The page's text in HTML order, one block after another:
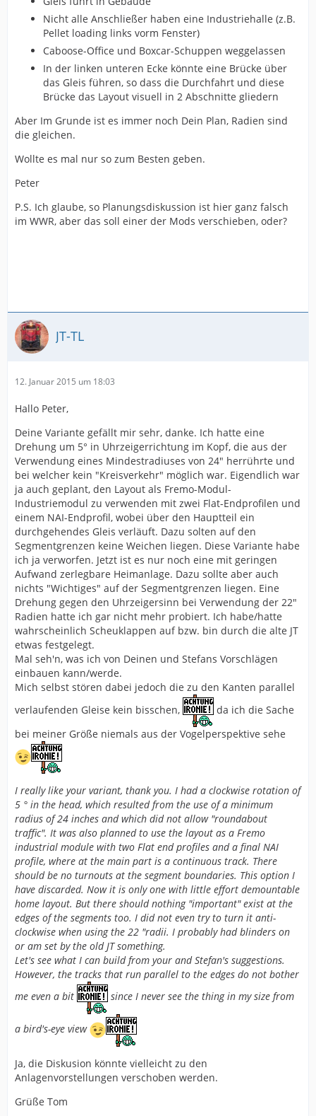
Nicht alle Anschließer haben eine Industriehalle (z.B.
Pellet loading links vorm Fenster)
Caboose-Office und Boxcar-Schuppen weggelassen
In der linken unteren Ecke könnte eine Brücke über
das Gleis führen, so dass die Durchfahrt und diese
Brücke das Layout visuell in 2 Abschnitte gliedern
Aber Im Grunde ist es immer noch Dein Plan, Radien sind
die gleichen.
Wollte es mal nur so zum Besten geben.
Peter
P.S. Ich glaube, so Planungsdiskussion ist hier ganz falsch
im WWR, aber das soll einer der Mods verschieben, oder?
JT-TL
12. Januar 2015 um 18:03
Hallo Peter,
Deine Variante gefällt mir sehr, danke. Ich hatte eine
Drehung um 5° in Uhrzeigerrichtung im Kopf, die aus der
Verwendung eines Mindestradiuses von 24" herrührte und
bei welcher kein "Kreisverkehr" möglich war. Eigendlich war
ja auch geplant, den Layout als Fremo-Modul-
Industriemodul zu verwenden mit zwei Flat-Endprofilen und
einem NAI-Endprofil, wobei über den Hauptteil ein
durchgehendes Gleis verläuft. Dazu solten auf den
Segmentgrenzen keine Weichen liegen. Diese Variante habe
ich ja verworfen. Jetzt ist es nur noch eine mit geringen
Aufwand zerlegbare Heimanlage. Dazu sollte aber auch
nichts "Wichtiges" auf der Segmentgrenzen liegen. Eine
Drehung gegen den Uhrzeigersinn bei Verwendung der 22"
Radien hatte ich gar nicht mehr probiert. Ich habe/hatte
wahrscheinlich Scheuklappen auf bzw. bin durch die alte JT
etwas festgelegt.
Mal seh'n, was ich von Deinen und Stefans Vorschlägen
einbauen kann/werde.
Mich selbst stören dabei jedoch die zu den Kanten parallel
verlaufenden Gleise kein bisschen,
da ich die Sache
bei meiner Größe niemals aus der Vogelperspektive sehe
I really like your variant, thank you. I had a clockwise rotation of
5 ° in the head, which resulted from the use of a minimum
radius of 24 inches and which did not allow "roundabout
traffic". It was also planned to use the layout as a Fremo
industrial module with two Flat end profiles and a final NAI
profile, where at the main part is a continuous track. There
should be no turnouts at the segment boundaries. This option I
have discarded. Now it is only one with little effort demountable
home layout. But there should nothing "important" exist at the
edges of the segments too. I did not even try to turn it anti-
clockwise when using the 22 "radii. I probably had blinders on
or am set by the old JT something.
Let's see what I can build from your and Stefan's suggestions.
However, the tracks that run parallel to the edges do not bother
me even a bit
since I never see the thing in my size from
a bird's-eye view
Ja, die Diskusion könnte vielleicht zu den
Anlagenvorstellungen verschoben werden.
Grüße Tom